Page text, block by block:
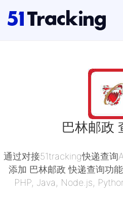
巴林邮政
通过对接51tracking快递查询
添加 巴林邮政 快递查询功
PHP, Java, Node.js,